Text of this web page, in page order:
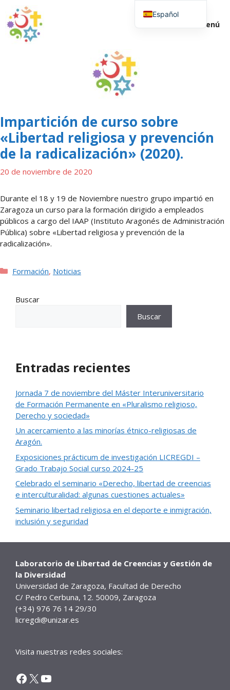
contenido
Menú
Impartición de curso sobre
«Libertad religiosa y prevención
de la radicalización» (2020).
20 de noviembre de 2020
Durante el 18 y 19 de Noviembre nuestro grupo impartió en
Zaragoza un curso para la formación dirigido a empleados
públicos a cargo del IAAP (Instituto Aragonés de Administración
Pública) sobre «Libertad religiosa y prevención de la
radicalización».
Categorías
Formación, Noticias
Buscar
Buscar
Entradas recientes
Jornada 7 de noviembre del Máster Interuniversitario
de Formación Permanente en «Pluralismo religioso,
Derecho y sociedad»
Un acercamiento a las minorías étnico-religiosas de
Aragón.
Exposiciones prácticum de investigación LICREGDI –
Grado Trabajo Social curso 2024-25
Celebrado el seminario «Derecho, libertad de creencias
e interculturalidad: algunas cuestiones actuales»
Seminario libertad religiosa en el deporte e inmigración,
inclusión y seguridad
Laboratorio de Libertad de Creencias y Gestión de
la Diversidad
Universidad de Zaragoza, Facultad de Derecho
C/ Pedro Cerbuna, 12. 50009, Zaragoza
(+34) 976 76 14 29/30
licregdi@unizar.es
Visita nuestras redes sociales:
Facebook
X YouTube
Español